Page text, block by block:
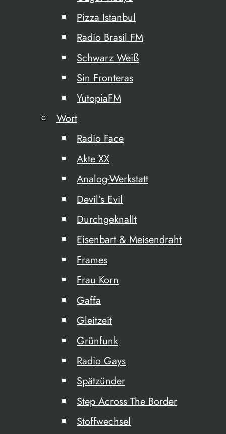
Pizza Istanbul
Radio Brasil FM
Schwarz Weiß
Sin Fronteras
YutopiaFM
Wort
Radio Face
Akte XX
Analog-Werkstatt
Devil’s Evil
Durchgeknallt
Eisenbart & Meisendraht
Frames
Frau Korn
Gaffa
Gleitzeit
Grünfunk
Radio Gays
Spätzünder
Step Across The Border
Stoffwechsel